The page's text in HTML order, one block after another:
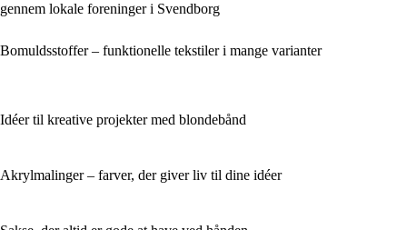
gennem lokale foreninger i Svendborg
Bomuldsstoffer – funktionelle tekstiler i mange varianter
Idéer til kreative projekter med blondebånd
Akrylmalinger – farver, der giver liv til dine idéer